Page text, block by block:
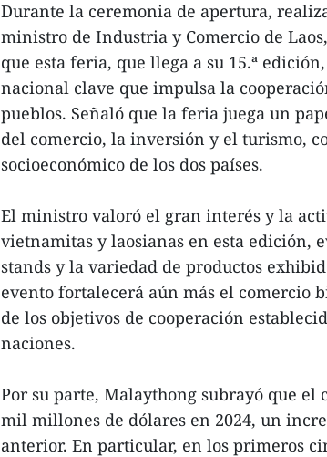
Durante la ceremonia de apertura,
ministro de Industria y Comercio de
que esta feria, que llega a su 15.ª
nacional clave que impulsa la
pueblos. Señaló que la feria juega un
del comercio, la inversión y el turismo,
socioeconómico de los dos países.
El ministro valoró el gran interés y la
vietnamitas y laosianas en esta edición,
stands y la variedad de productos
evento fortalecerá aún más el comercio
de los objetivos de cooperación
naciones.
Por su parte, Malaythong subrayó que el
mil millones de dólares en 2024, un
anterior. En particular, en los primeros